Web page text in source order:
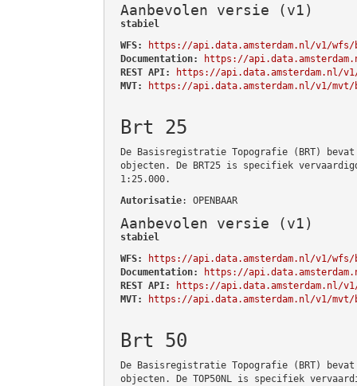
Aanbevolen versie (v1)
stabiel
WFS:
https://api.data.amsterdam.nl/v1/wfs/
Documentation:
https://
REST API:
https://api.data.amsterdam.nl/
MVT:
https://api.data.amsterdam.nl/v1/mvt/
Brt 25
De Basisregistratie Topografie (BRT)
objecten. De BRT25 is specifiek
1:25.000.
Autorisatie: OPENBAAR
Aanbevolen versie (v1)
stabiel
WFS:
https://api.data.amsterdam.nl/v1/wfs/
Documentation:
https://
REST API:
https://api.data.amsterdam.nl/
MVT:
https://api.data.amsterdam.nl/v1/mvt/
Brt 50
De Basisregistratie Topografie (BRT)
objecten. De TOP50NL is specifiek